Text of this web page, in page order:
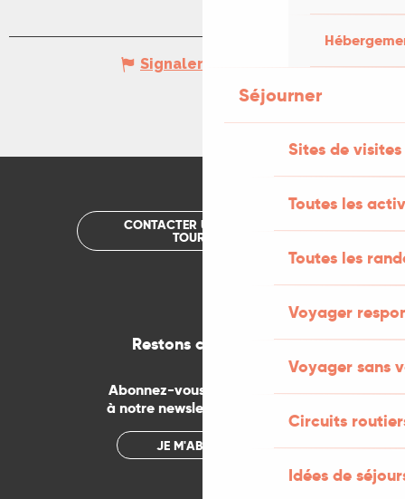
Séjourner
Sites de visites
Toutes les
Toutes les
Voyager
Voyager sans
Circuits
Idées de
Signaler une erreur
CONTACTER UN OFFICE DE
TOURISME
Restons connectés
Abonnez-vous gratuitement
à notre newsletter mensuelle
JE M'ABONNE